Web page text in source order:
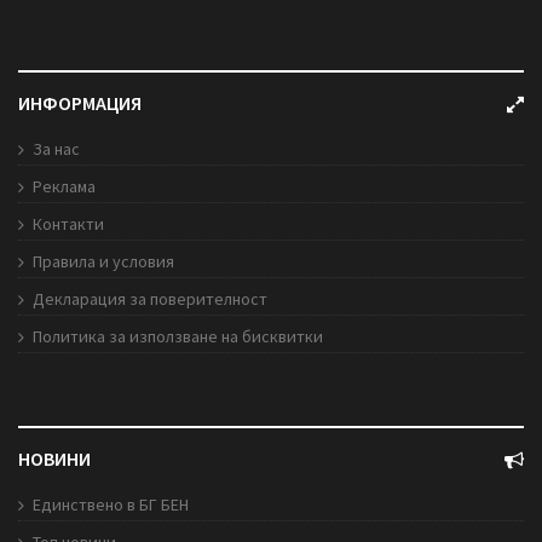
ИНФОРМАЦИЯ
За нас
Реклама
Контакти
Правила и условия
Декларация за поверителност
Политика за използване на бисквитки
НОВИНИ
Единствено в БГ БЕН